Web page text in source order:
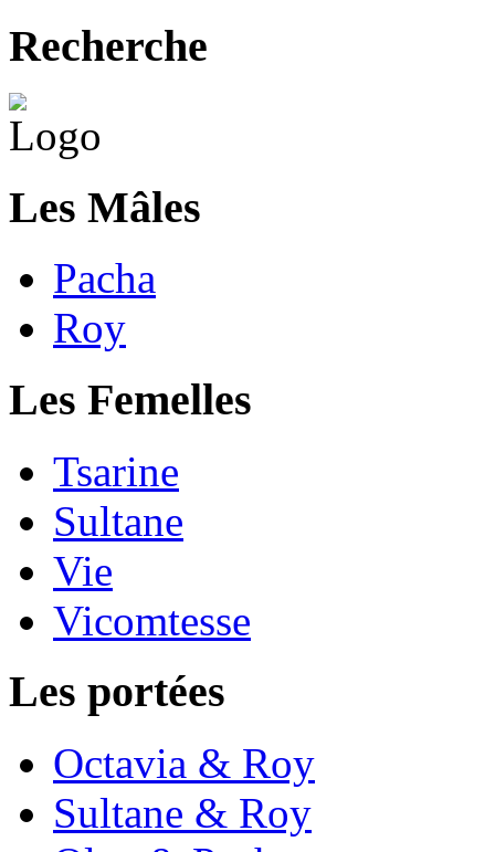
Recherche
Les Mâles
Pacha
Roy
Les Femelles
Tsarine
Sultane
Vie
Vicomtesse
Les portées
Octavia & Roy
Sultane & Roy